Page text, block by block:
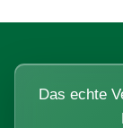
Das echte